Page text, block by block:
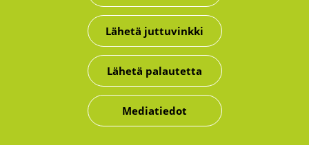
Lähetä juttuvinkki
Lähetä palautetta
Mediatiedot